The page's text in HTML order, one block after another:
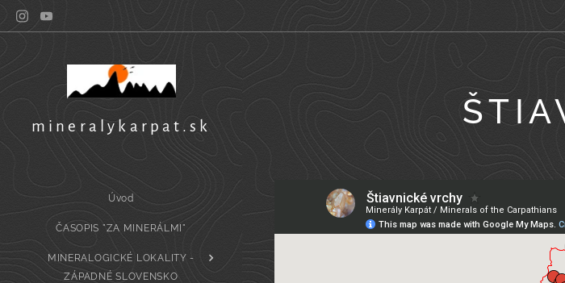
mineralykarpat.sk
Úvod
ČASOPIS "ZA MINERÁLMI"
MINERALOGICKÉ LOKALITY -
ZÁPADNÉ SLOVENSKO